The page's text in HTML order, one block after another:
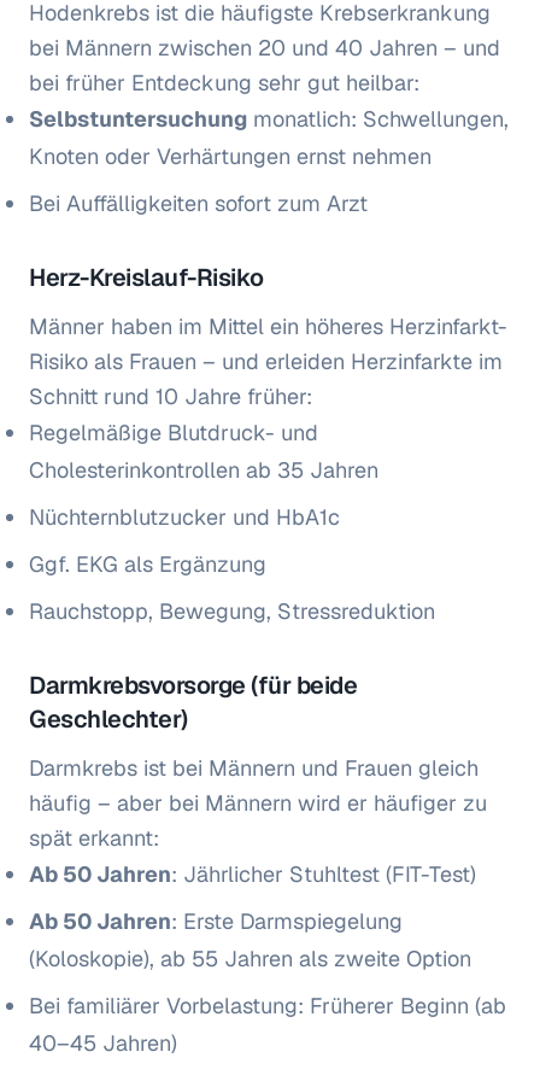
Hodenkrebs ist die häufigste Krebserkrankung
bei Männern zwischen 20 und 40 Jahren – und
bei früher Entdeckung sehr gut heilbar:
Selbstuntersuchung monatlich: Schwellungen,
Knoten oder Verhärtungen ernst nehmen
Bei Auffälligkeiten sofort zum Arzt
Herz-Kreislauf-Risiko
Männer haben im Mittel ein höheres Herzinfarkt-
Risiko als Frauen – und erleiden Herzinfarkte im
Schnitt rund 10 Jahre früher:
Regelmäßige Blutdruck- und
Cholesterinkontrollen ab 35 Jahren
Nüchternblutzucker und HbA1c
Ggf. EKG als Ergänzung
Rauchstopp, Bewegung, Stressreduktion
Darmkrebsvorsorge (für beide
Geschlechter)
Darmkrebs ist bei Männern und Frauen gleich
häufig – aber bei Männern wird er häufiger zu
spät erkannt:
Ab 50 Jahren: Jährlicher Stuhltest (FIT-Test)
Ab 50 Jahren: Erste Darmspiegelung
(Koloskopie), ab 55 Jahren als zweite Option
Bei familiärer Vorbelastung: Früherer Beginn (ab
40–45 Jahren)